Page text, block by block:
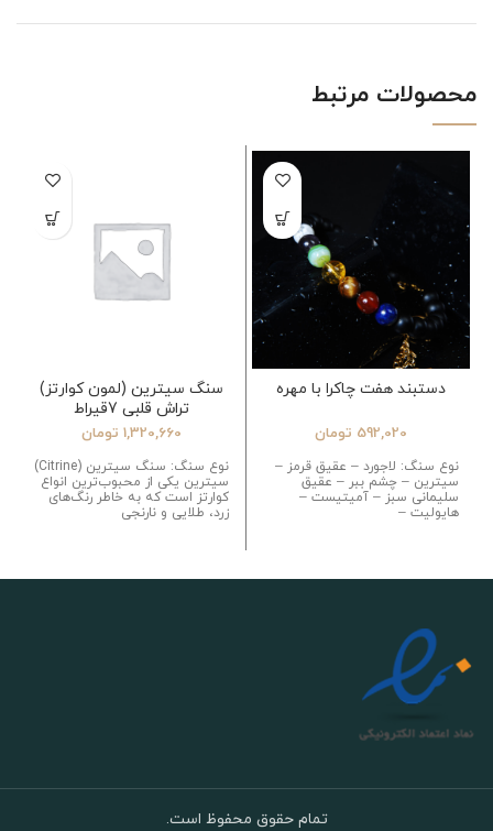
محصولات مرتبط
دستبند هفت چاکرا با مهره
592,020 تومان
نوع سنگ: لاجورد – عقیق قرمز –
سیترین – چشم ببر – عقیق
سلیمانی سبز – آمیتیست –
هایولیت –
سنگ سیترین (لمون کوارتز)
تراش قلبی 7قیراط
1,320,660 تومان
نوع سنگ: سنگ سیترین (Citrine)
سیترین یکی از محبوب‌ترین انواع
کوارتز است که به خاطر رنگ‌های
زرد، طلایی و نارنجی
تمام حقوق محفوظ است.